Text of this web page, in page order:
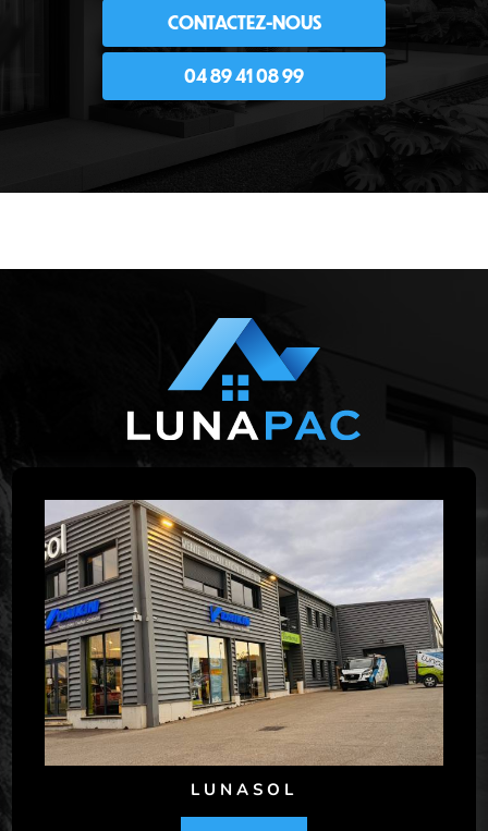
CONTACTEZ-NOUS
04 89 41 08 99
LUNASOL